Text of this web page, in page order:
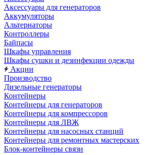
Аксессуары для генераторов
Аккумуляторы
Альтернаторы
Контроллеры
Байпасы
Шкафы управления
Шкафы сушки и дезинфекции одежды
Акции
Производство
Дизельные генераторы
Контейнеры
Контейнеры для генераторов
Контейнеры для компрессоров
Контейнеры для ЛВЖ
Контейнеры для насосных станций
Контейнеры для ремонтных мастерских
Блок-контейнеры связи